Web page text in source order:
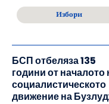
Избори
БСП отбеляза 135
години от началото
социалистическото
движение на